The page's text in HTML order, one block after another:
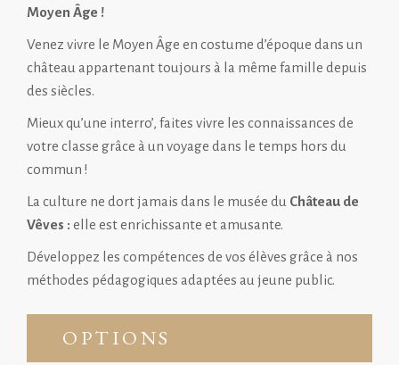
Moyen Âge !
Venez vivre le Moyen Âge en costume d’époque dans un
château appartenant toujours à la même famille depuis
des siècles.
Mieux qu’une interro’, faites vivre les connaissances de
votre classe grâce à un voyage dans le temps hors du
commun !
La culture ne dort jamais dans le musée du Château de
Vêves : elle est enrichissante et amusante.
Développez les compétences de vos élèves grâce à nos
méthodes pédagogiques adaptées au jeune public.
OPTIONS